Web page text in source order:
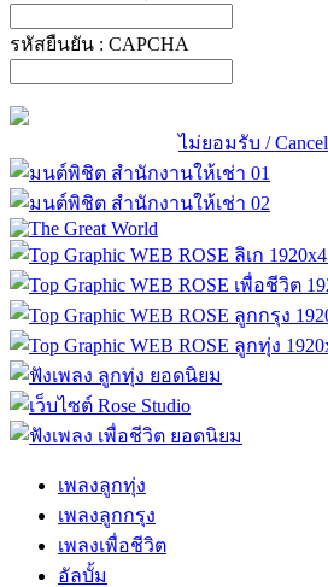
รหัสยืนยัน : CAPCHA
ไม่ยอมรับ / Cancel
เพลงลูกทุ่ง
เพลงลูกกรุง
เพลงเพื่อชีวิต
อัลบั้ม